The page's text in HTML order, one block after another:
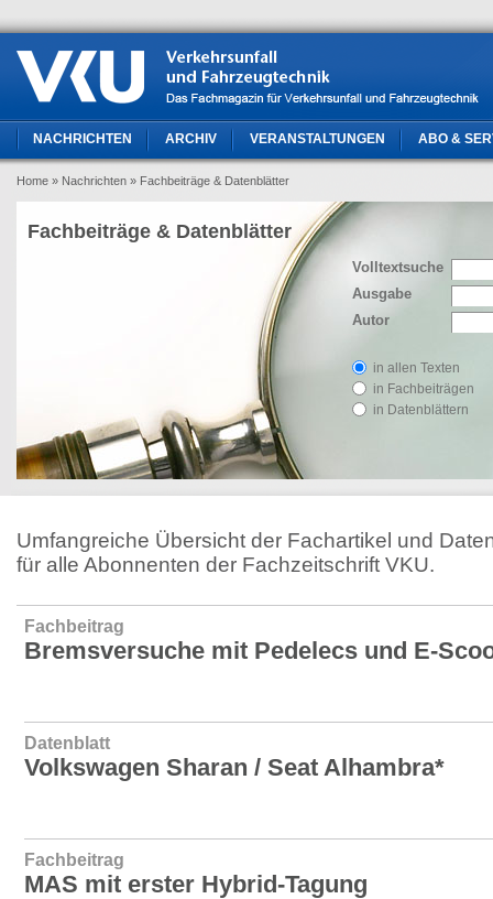
NACHRICHTEN ARCHIV VERANSTALTUNGEN ABO &
Home » Nachrichten » Fachbeiträge & Datenblätter
Volltextsuche
Ausgabe
Autor
in allen Texten
in Fachbeiträgen
in Datenblättern
Fachbeiträge & Datenblätter
Umfangreiche Übersicht der Fachartikel und
für alle Abonnenten der Fachzeitschrift VKU.
Fachbeitrag
Bremsversuche mit Pedelecs und E-
Datenblatt
Volkswagen Sharan / Seat Alhambra*
Fachbeitrag
MAS mit erster Hybrid-Tagung